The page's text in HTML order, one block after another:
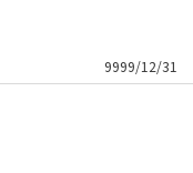
9999/12/31